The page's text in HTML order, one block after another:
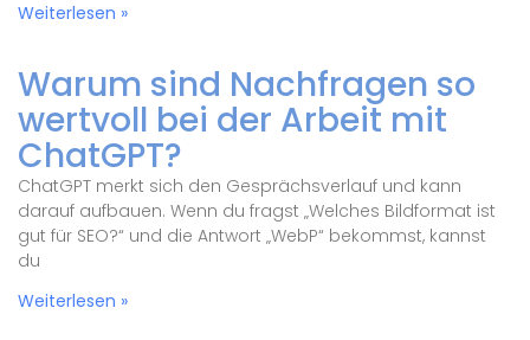
Weiterlesen »
Warum sind Nachfragen so
wertvoll bei der Arbeit mit
ChatGPT?
ChatGPT merkt sich den Gesprächsverlauf und kann
darauf aufbauen. Wenn du fragst „Welches Bildformat ist
gut für SEO?“ und die Antwort „WebP“ bekommst, kannst
du
Weiterlesen »